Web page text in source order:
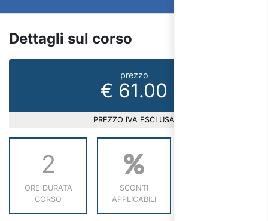
Dettagli sul corso
prezzo
€ 61.00
PREZZO IVA ESCLUSA
2
ORE DURATA
CORSO
SCONTI
APPLICABILI